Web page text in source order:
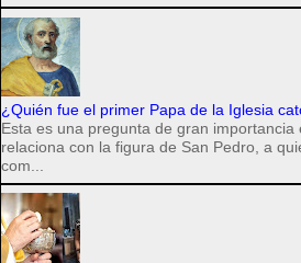
¿Quién fue el primer Papa de la Iglesia
Esta es una pregunta de gran importancia
relaciona con la figura de San Pedro, a
com...